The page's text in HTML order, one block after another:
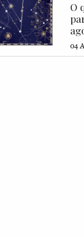
O
04